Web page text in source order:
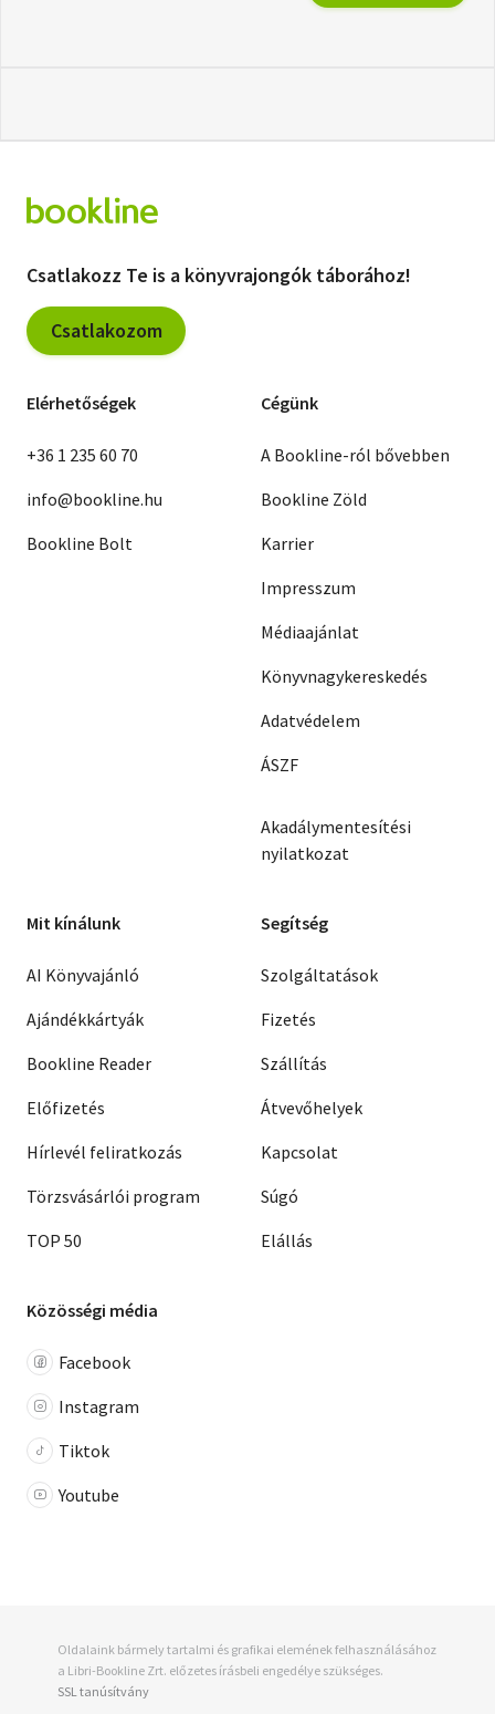
Csatlakozz Te is a könyvrajongók táborához!
Csatlakozom
Elérhetőségek
+36 1 235 60 70
info@bookline.hu
Bookline Bolt
Cégünk
A Bookline-ról bővebben
Bookline Zöld
Karrier
Impresszum
Médiaajánlat
Könyvnagykereskedés
Adatvédelem
ÁSZF
Akadálymentesítési
nyilatkozat
Mit kínálunk
AI Könyvajánló
Ajándékkártyák
Bookline Reader
Előfizetés
Hírlevél feliratkozás
Törzsvásárlói program
TOP 50
Segítség
Szolgáltatások
Fizetés
Szállítás
Átvevőhelyek
Kapcsolat
Súgó
Elállás
Közösségi média
Facebook
Instagram
Tiktok
Youtube
Oldalaink bármely tartalmi és grafikai elemének felhasználásához
a Libri-Bookline Zrt. előzetes írásbeli engedélye szükséges.
SSL tanúsítvány